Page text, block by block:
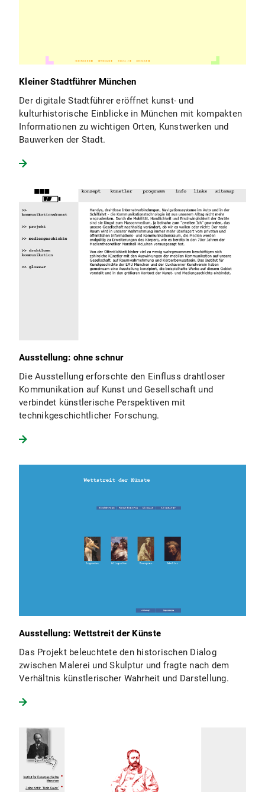
Kleiner Stadtführer München
Der digitale Stadtführer eröffnet kunst- und
kulturhistorische Einblicke in München mit kompakten
Informationen zu wichtigen Orten, Kunstwerken und
Bauwerken der Stadt.
Ausstellung: ohne schnur
Die Ausstellung erforschte den Einfluss drahtloser
Kommunikation auf Kunst und Gesellschaft und
verbindet künstlerische Perspektiven mit
technikgeschichtlicher Forschung.
Ausstellung: Wettstreit der Künste
Das Projekt beleuchtete den historischen Dialog
zwischen Malerei und Skulptur und fragte nach dem
Verhältnis künstlerischer Wahrheit und Darstellung.